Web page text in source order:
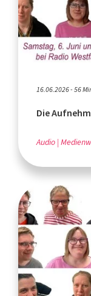
16.06.2026 - 56
Die
Audio